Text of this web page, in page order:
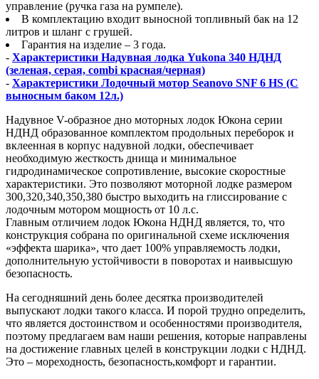
управление (ручка газа на румпеле).
В комплектацию входит выносной топливный бак на 12
литров и шланг с грушей.
Гарантия на изделие – 3 года.
- Характеристики Надувная лодка Yukona 340 НДНД
(зеленая, серая, combi красная/черная)
- Характеристики Лодочный мотор Seanovo SNF 6 HS (С
выносным баком 12л.)
Надувное V-образное дно моторных лодок Юкона серии
НДНД образованное комплектом продольных переборок и
вклеенная в корпус надувной лодки, обеспечивает
необходимую жесткость днища и минимальное
гидродинамическое сопротивление, высокие скоростные
характеристики. Это позволяют моторной лодке размером
300,320,340,350,380 быстро выходить на глиссирование с
лодочным мотором мощность от 10 л.с.
Главным отличием лодок Юкона НДНД является, то, что
конструкция собрана по оригинальной схеме исключения
«эффекта шарика», что дает 100% управляемость лодки,
дополнительную устойчивости в поворотах и наивысшую
безопасность.
На сегодняшний день более десятка производителей
выпускают лодки такого класса. И порой трудно определить,
что является достоинством и особенностями производителя,
поэтому предлагаем вам наши решения, которые направлены
на достижение главных целей в конструкции лодки с НДНД.
Это – мореходность, безопасность,комфорт и гарантии.